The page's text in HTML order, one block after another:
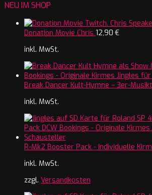
NEU IM SHOP
Donation Movie Chris 12,90 €
inkl. MwSt.
Break Dancer Kult-Hymne – 3er-
inkl. MwSt.
R-Mk2 Booster Pack - Individuelle
inkl. MwSt.
zzgl. Versandkosten